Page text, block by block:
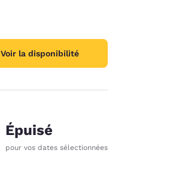
Voir la disponibilité
Épuisé
pour vos dates sélectionnées